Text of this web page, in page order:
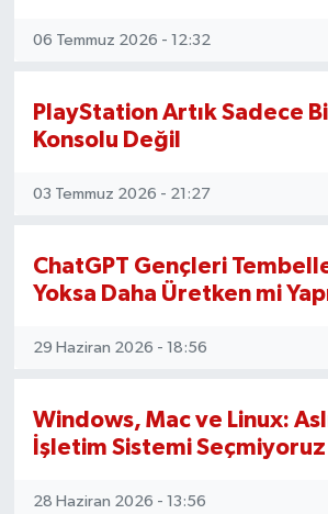
06 Temmuz 2026 - 12:32
PlayStation Artık Sadece
Konsolu Değil
03 Temmuz 2026 - 21:27
ChatGPT Gençleri
Yoksa Daha Üretken mi
29 Haziran 2026 - 18:56
Windows, Mac ve Linux:
İşletim Sistemi Seçmiyoruz
28 Haziran 2026 - 13:56
SAĞLIK
Savaştepe
SİYASET
Sındırgı
SPOR